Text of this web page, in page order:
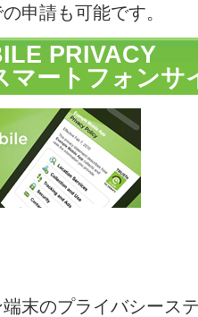
申請も可能です。
PRIVACY
ートフォンサ
末のプライバシース